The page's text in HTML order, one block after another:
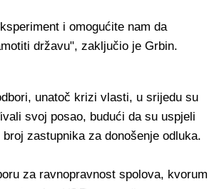
i omogućite nam da
državu", zaključio je Grbin.
unatoč krizi vlasti, u srijedu su
svoj posao, budući da su uspjeli
zastupnika za donošenje odluka.
za ravnopravnost spolova, kvorum